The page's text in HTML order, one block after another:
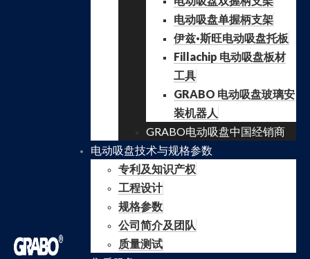
电动吸盘单握柄支架
伊兹·斯旺电动吸盘托板
Fillachip 电动吸盘板材
工具
GRABO 电动吸盘玻璃安
装机器人
GRABO电动吸盘中国经销商
电动吸盘技术与规格参数
专利及知识产权
工程设计
规格参数
公司简介及团队
质量测试